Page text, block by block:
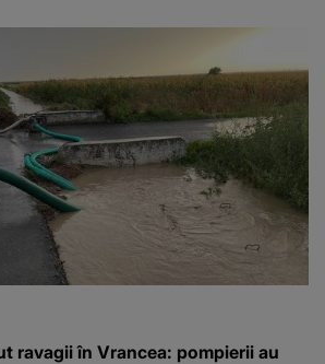
ravagii în Vrancea: pompierii au